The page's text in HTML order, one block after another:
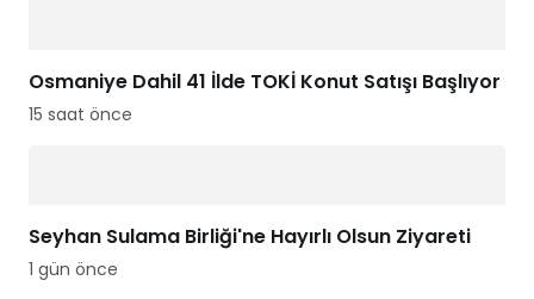
Osmaniye Dahil 41 İlde TOKİ Konut Satışı Başlıyor
15 saat önce
Seyhan Sulama Birliği'ne Hayırlı Olsun Ziyareti
1 gün önce